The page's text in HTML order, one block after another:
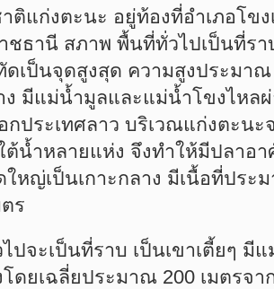
ติแก่งตะนะ อยู่ท้องที่อำเภอโขง
ชธานี สภาพ พื้นที่ทั่วไปเป็นที่รา
ดเป็นจุดสูงสุด ความสูงประมา
ง มีแม่น้ำมูลและแม่น้ำโขงไหล
กประเทศลาว บริเวณแก่งตะน
ต้น้ำหลายแห่ง จึงทำให้มีปลาอ
หญ่เป็นเกาะกลาง มีเนื้อที่ประ
ร
ปจะเป็นที่ราบ เป็นเขาเตี้ยๆ มี
ดยเฉลี่ยประมาณ 200 เมตรจา